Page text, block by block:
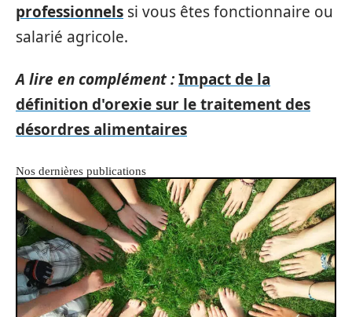
professionnels si vous êtes fonctionnaire ou
salarié agricole.
A lire en complément :Impact de la
définition d'orexie sur le traitement des
désordres alimentaires
Nos dernières publications